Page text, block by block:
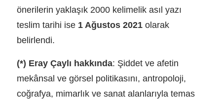
önerilerin yaklaşık 2000 kelimelik asıl yazı
teslim tarihi ise 1 Ağustos 2021olarak
belirlendi.
(*) Eray Çaylı hakkında: Şiddet ve afetin
mekânsal ve görsel politikasını, antropoloji,
coğrafya, mimarlık ve sanat alanlarıyla temas